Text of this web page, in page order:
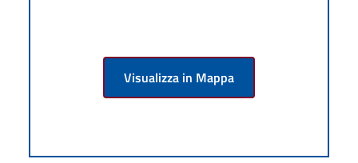
Visualizza in Mappa